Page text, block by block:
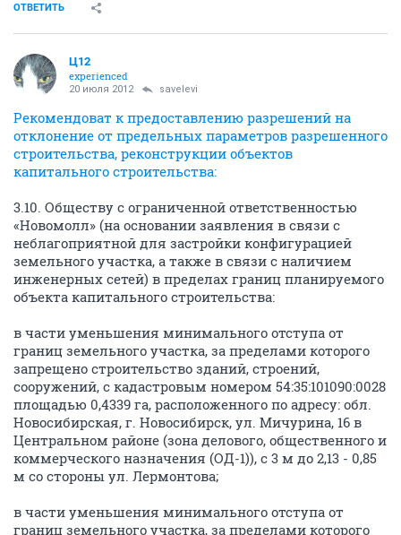
ОТВЕТИТЬ
Ц12
experienced
20 июля 2012 savelevi
Рекомендоват к предоставлению разрешений на
отклонение от предельных параметров разрешенного
строительства, реконструкции объектов
капитального строительства:
3.10. Обществу с ограниченной ответственностью
«Новомолл» (на основании заявления в связи с
неблагоприятной для застройки конфигурацией
земельного участка, а также в связи с наличием
инженерных сетей) в пределах границ планируемого
объекта капитального строительства:
в части уменьшения минимального отступа от
границ земельного участка, за пределами которого
запрещено строительство зданий, строений,
сооружений, с кадастровым номером 54:35:101090:0028
площадью 0,4339 га, расположенного по адресу: обл.
Новосибирская, г. Новосибирск, ул. Мичурина, 16 в
Центральном районе (зона делового, общественного и
коммерческого назначения (ОД-1)), с 3 м до 2,13 - 0,85
м со стороны ул. Лермонтова;
в части уменьшения минимального отступа от
границ земельного участка, за пределами которого